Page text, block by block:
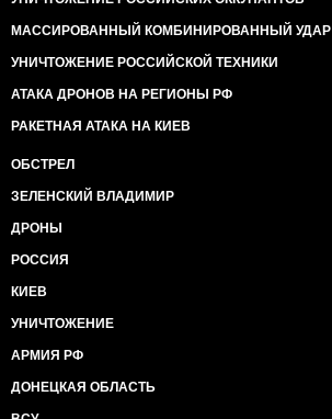
МАССИРОВАННЫЙ КОМБИНИРОВАННЫЙ УДАР
УНИЧТОЖЕНИЕ РОССИЙСКОЙ ТЕХНИКИ
АТАКА ДРОНОВ НА РЕГИОНЫ РФ
РАКЕТНАЯ АТАКА НА КИЕВ
ОБСТРЕЛ
ЗЕЛЕНСКИЙ ВЛАДИМИР
ДРОНЫ
РОССИЯ
КИЕВ
УНИЧТОЖЕНИЕ
АРМИЯ РФ
ДОНЕЦКАЯ ОБЛАСТЬ